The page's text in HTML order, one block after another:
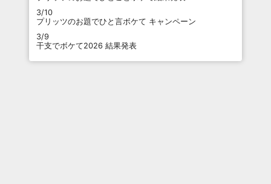
3/10
プリッツのお題でひと言ボケて キャンペーン
3/9
干支でボケて2026 結果発表